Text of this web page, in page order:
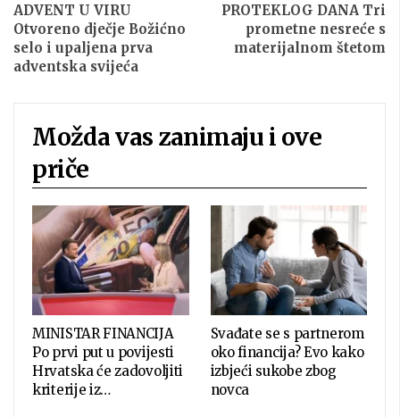
ADVENT U VIRU
Otvoreno dječje Božićno
selo i upaljena prva
adventska svijeća
PROTEKLOG DANA Tri
prometne nesreće s
materijalnom štetom
Možda vas zanimaju i ove
priče
MINISTAR FINANCIJA
Po prvi put u povijesti
Hrvatska će zadovoljiti
kriterije iz…
Svađate se s partnerom
oko financija? Evo kako
izbjeći sukobe zbog
novca